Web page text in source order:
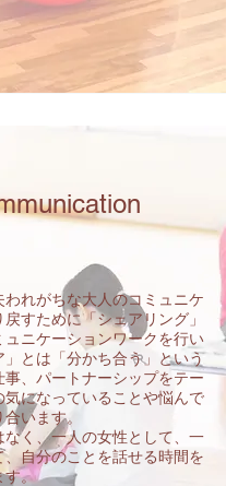
われがちな大人のコミュニケ
すために「シェアリング」
ュニケーションワークを行い
」とは「分かち合う」という
事、パートナーシップをテー
気になっていることや悩んで
います。
なく、一人の女性として、一
、自分のことを話せる時間を
す。